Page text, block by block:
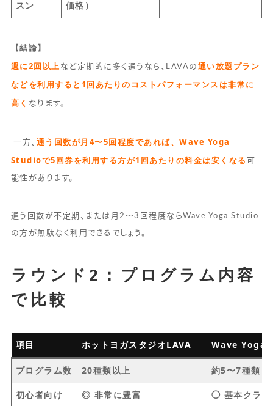
スン
価格）
【結論】
週に2回以上 など定期的に多く通うなら、LAVAの 通い放題プラン
などを利用すると1回あたりのコストパフォーマンスは非常に
高く なります。
一方、 通う回数が月4〜5回程度であれば、Wave Yoga
Studioで5回券を利用する方が1回あたりの料金は安くなる 可
能性があります。
通う回数が不定期、または月2〜3回程度ならWave Yoga Studio
の方が無駄なく利用できるでしょう。
ラウンド2：プログラム内容
で比較
項目 ホットヨガスタジオLAVA Wave Yoga
プログラム数 20種類以上 約5〜7種類
初心者向け ◎ 非常に豊富 ◯ 基本クラス